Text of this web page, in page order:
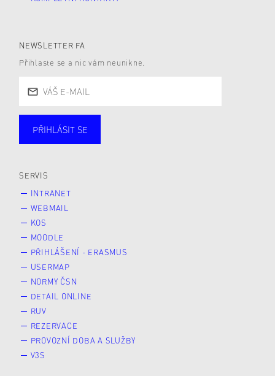
NEWSLETTER FA
Přihlaste se a nic vám neunikne.
Studující
PŘIHLÁSIT SE
SERVIS
INTRANET
WEBMAIL
KOS
MOODLE
PŘIHLÁŠENÍ - ERASMUS
USERMAP
NORMY ČSN
DETAIL ONLINE
RUV
REZERVACE
PROVOZNÍ DOBA A SLUŽBY
V3S